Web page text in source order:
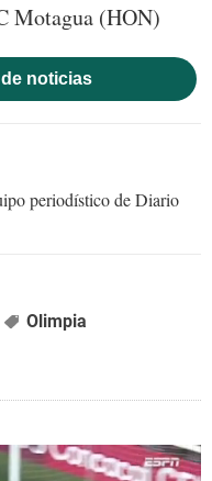
Motagua (HON)
noticias
periodístico de Diario
Olimpia